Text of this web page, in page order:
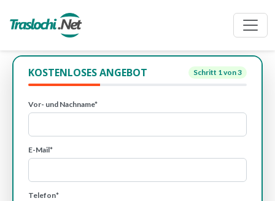
KOSTENLOSES ANGEBOT Schritt 1von 3
Vor- und Nachname*
E-Mail*
Telefon*